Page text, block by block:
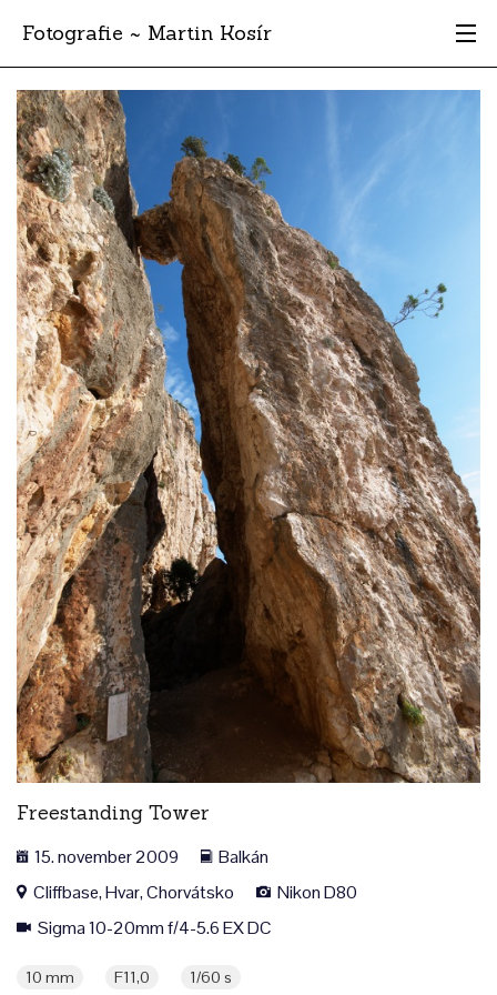
Fotografie ~ Martin Kosír
Moje obľúbené
Albumy
Miesta
Archív
Vyhľadávanie
Freestanding Tower
15. november 2009
Balkán
Cliffbase, Hvar, Chorvátsko
Nikon D80
Sigma 10-20mm f/4-5.6 EX DC
10 mm F11,0 1/60 s